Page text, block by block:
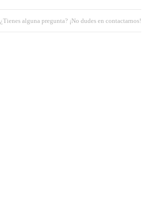
¿Tienes alguna pregunta? ¡No dudes en contactarnos!